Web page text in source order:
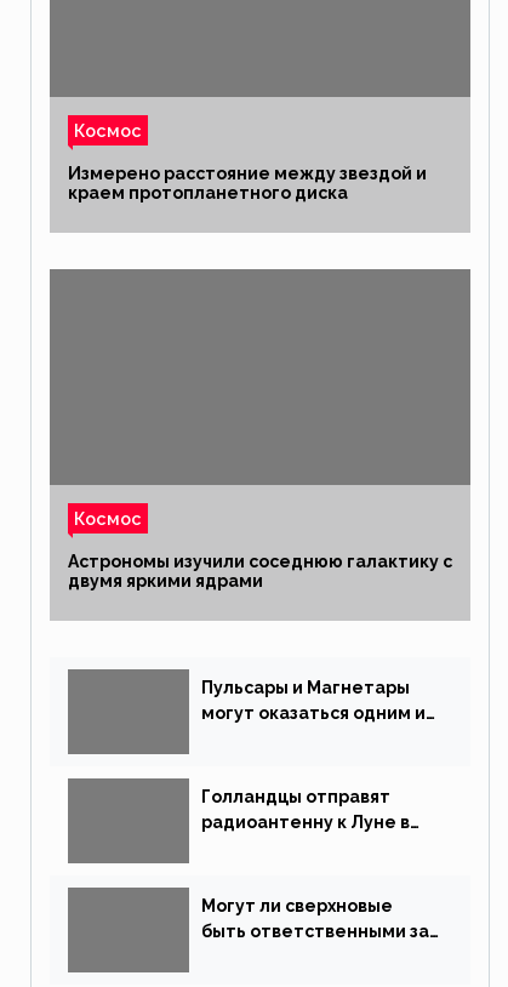
Космос
Измерено расстояние между звездой и
краем протопланетного диска
Космос
Астрономы изучили соседнюю галактику с
двумя яркими ядрами
Пульсары и Магнетары
могут оказаться одним и
Голландцы отправят
радиоантенну к Луне в
Могут ли сверхновые
быть ответственными за